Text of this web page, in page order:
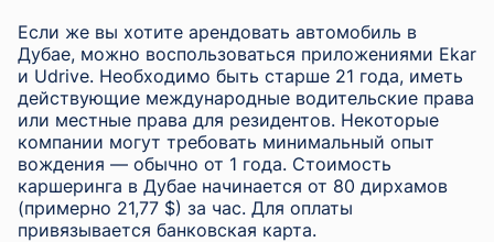
Если же вы хотите арендовать автомобиль в
Дубае, можно воспользоваться приложениями Ekar
и Udrive. Необходимо быть старше 21 года, иметь
действующие международные водительские права
или местные права для резидентов. Некоторые
компании могут требовать минимальный опыт
вождения — обычно от 1 года. Стоимость
каршеринга в Дубае начинается от 80 дирхамов
(примерно 21,77 $) за час. Для оплаты
привязывается банковская карта.